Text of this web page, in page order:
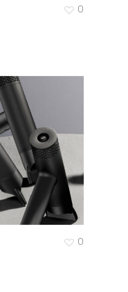
0
0